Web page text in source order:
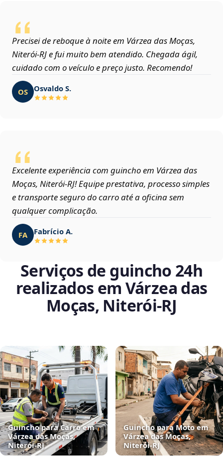
Precisei de reboque à noite em Várzea das Moças,
Niterói‑RJ e fui muito bem atendido. Chegada ágil,
cuidado com o veículo e preço justo. Recomendo!
OS Osvaldo S.
Excelente experiência com guincho em Várzea das
Moças, Niterói‑RJ! Equipe prestativa, processo simples
e transporte seguro do carro até a oficina sem
qualquer complicação.
FA Fabrício A.
Serviços de guincho 24h
realizados em Várzea das
Moças, Niterói‑RJ
Guincho para Carro em
Várzea das Moças,
Niterói‑RJ
Guincho para Moto em
Várzea das Moças,
Niterói‑RJ